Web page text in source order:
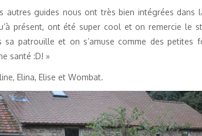
autres guides nous ont très bien intégrées
présent, ont été super cool et on remercie le
sa patrouille et on s’amuse comme des
santé :D! »
Elina, Elise et Wombat.